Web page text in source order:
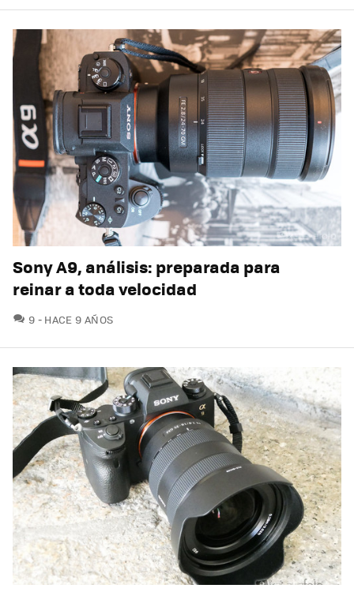
Sony A9, análisis: preparada para
reinar a toda velocidad
9 COMENTARIOS
HACE 9 AÑOS